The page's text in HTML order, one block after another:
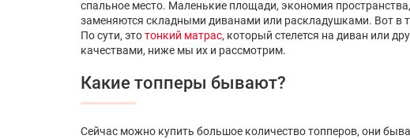
спальное место. Маленькие площади, экономия
заменяются складными диванами или раскладушками. Вот в
По сути, этотонкий матрас, который стелется на диван или
качествами, ниже мы их и рассмотрим.
Какие топперы бывают?
Сейчас можно купить большое количество топперов, они